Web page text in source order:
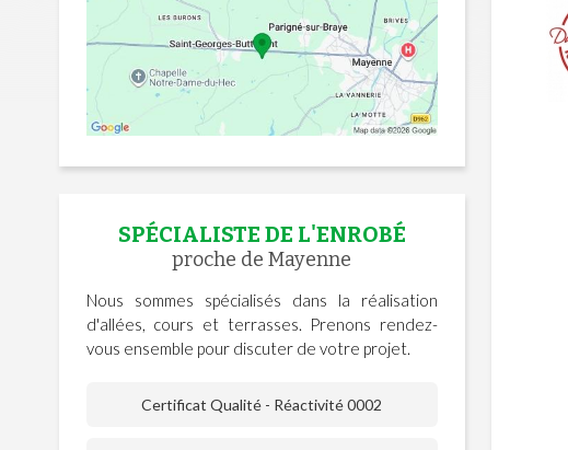
SPÉCIALISTE DE L'ENROBÉ
proche de Mayenne
Nous sommes spécialisés dans la réalisation
d'allées, cours et terrasses. Prenons rendez-
vous ensemble pour discuter de votre projet.
Certificat Qualité - Réactivité 0002